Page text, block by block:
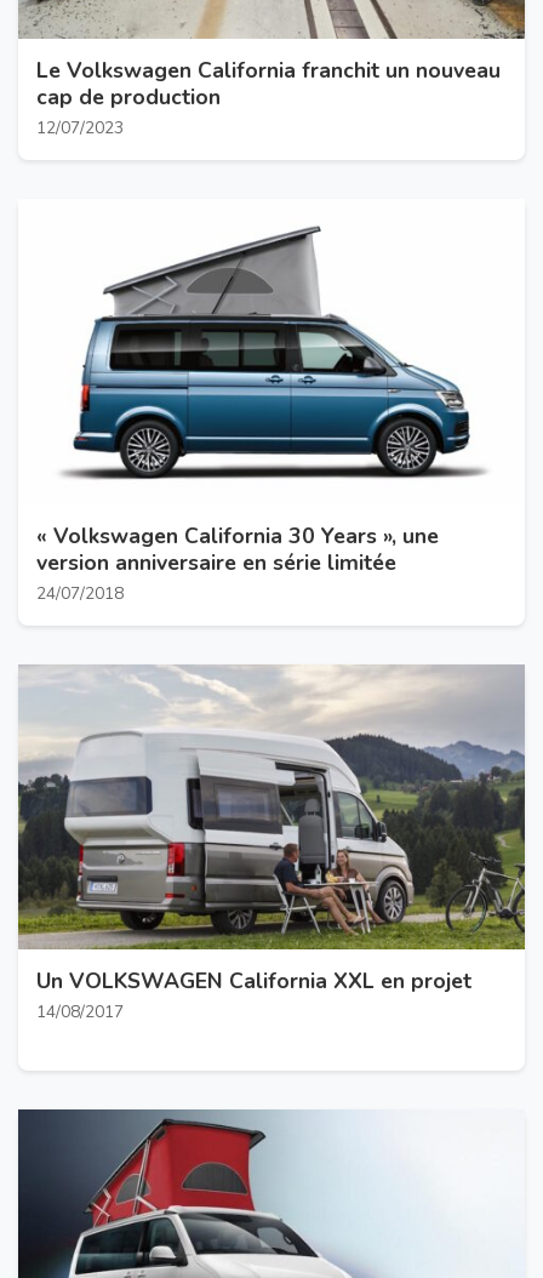
Le Volkswagen California franchit un nouveau
cap de production
12/07/2023
« Volkswagen California 30 Years », une
version anniversaire en série limitée
24/07/2018
Un VOLKSWAGEN California XXL en projet
14/08/2017